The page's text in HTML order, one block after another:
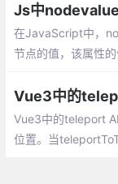
Js中nodevalue
在JavaScript中，
节点的值，该属性
助。
Vue3中的
Vue3中的teleport
位置。当